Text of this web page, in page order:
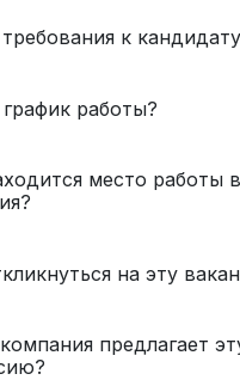
к
работы?
место работы в
на эту
предлагает